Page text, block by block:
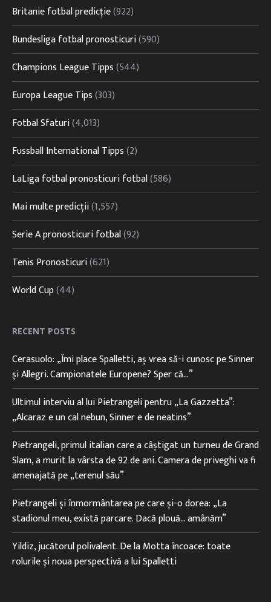
Britanie fotbal predicție(922)
Bundesliga fotbal pronosticuri(590)
Champions League Tipps(544)
Europa League Tips(303)
Fotbal Sfaturi(4,013)
Fussball International Tipps(2)
LaLiga fotbal pronosticuri fotbal(586)
Mai multe predicții(1,557)
Serie A pronosticuri fotbal(92)
Tenis Pronosticuri(621)
World Cup(44)
RECENT POSTS
Cerasuolo: „Îmi place Spalletti, aș vrea să-i cunosc pe Sinner
și Allegri. Campionatele Europene? Sper că…”
Ultimul interviu al lui Pietrangeli pentru „La Gazzetta”:
„Alcaraz e un cal nebun, Sinner e de neatins”
Pietrangeli, primul italian care a câștigat un turneu de Grand
Slam, a murit la vârsta de 92 de ani. Camera de priveghi va fi
amenajată pe „terenul său”
Pietrangeli și înmormântarea pe care și-o dorea: „La
stadionul meu, există parcare. Dacă plouă… amânăm”
Yildiz, jucătorul polivalent. De la Motta încoace: toate
rolurile și noua perspectivă a lui Spalletti